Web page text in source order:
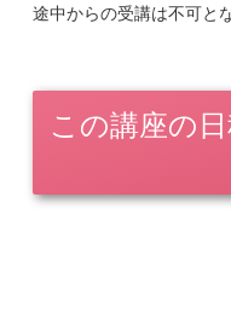
途中からの受講は不可と
この講座の